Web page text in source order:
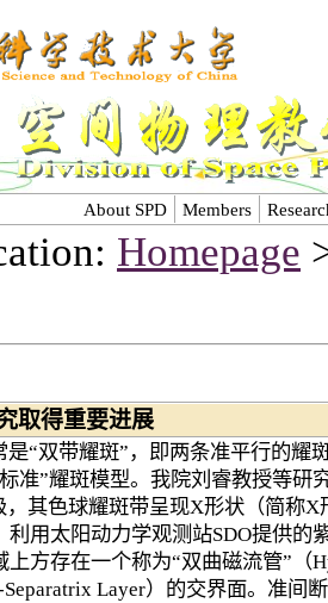
About SPD Members
Homepage
取得重要进展
“双带耀斑”，即两条准平行的耀
准”耀斑模型。我院刘睿教授等研
其色球耀斑带呈现X形状（简称
利用太阳动力学观测站SDO提供的
方存在一个称为“双曲磁流管”（
Layer）的交界面。准间